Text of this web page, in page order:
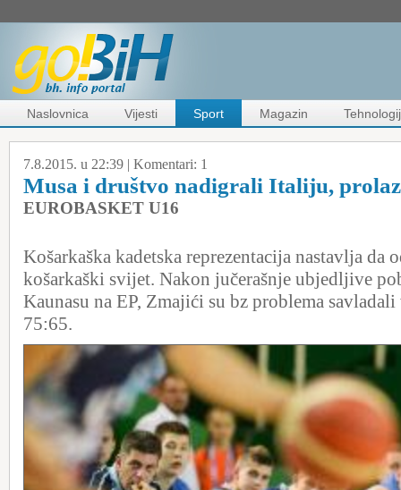
Naslovnica Vijesti Sport Magazin
7.8.2015. u 22:39 | Komentari: 1
Musa i društvo nadigrali Italiju,
EUROBASKET U16
Košarkaška kadetska reprezentacija nastavlja da
košarkaški svijet. Nakon jučerašnje ubjedljive
Kaunasu na EP, Zmajići su bz problema
75:65.